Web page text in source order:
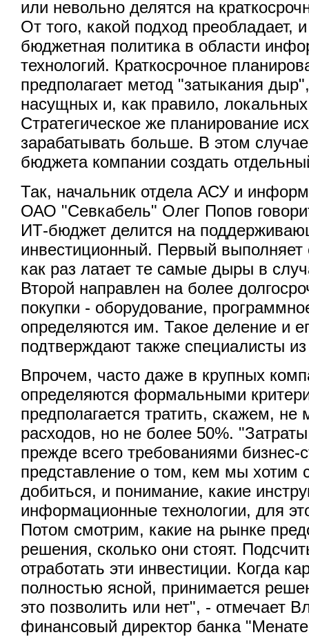
или невольно делятся на
От того, какой подход преобладает,
бюджетная политика в области
технологий. Краткосрочное
предполагает метод "затыкания
насущных и, как правило,
Стратегическое же планирование
зарабатывать больше. В этом
бюджета компании создать
Так, начальник отдела АСУ и
ОАО "Севкабель" Олег Попов
ИТ-бюджет делится на
инвестиционный. Первый выполняет
как раз латает те самые дыры в
Второй направлен на более
покупки - оборудование,
определяются им. Такое деление и
подтверждают также специалисты
Впрочем, часто даже в крупных
определяются формальными
предполагается тратить, скажем,
расходов, но не более 50%.
прежде всего требованиями бизнес-
представление о том, кем мы хотим
добиться, и понимание, какие
информационные технологии, для
Потом смотрим, какие на рынке
решения, сколько они стоят.
отработать эти инвестиции. Когда
полностью ясной, принимается
это позволить или нет", - отмечает
финансовый директор банка